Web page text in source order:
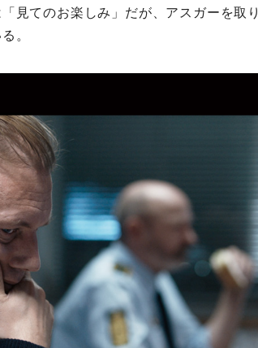
見てのお楽しみ」だが、アスガーを取
。